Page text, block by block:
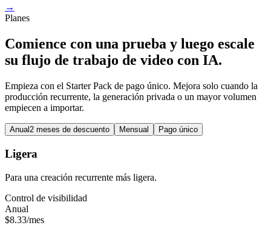
→
Planes
Comience con una prueba y luego escale
su flujo de trabajo de video con IA.
Empieza con el Starter Pack de pago único. Mejora solo cuando la
producción recurrente, la generación privada o un mayor volumen
empiecen a importar.
Anual2 meses de descuento Mensual Pago único
Ligera
Para una creación recurrente más ligera.
Control de visibilidad
Anual
$8.33/mes